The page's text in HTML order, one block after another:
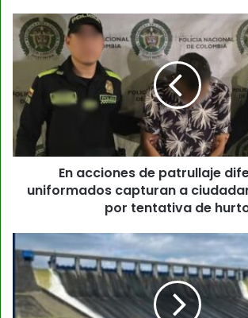
En acciones de patrullaje
uniformados capturan a
por tentativa de